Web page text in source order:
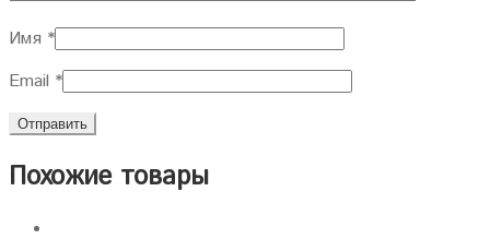
Имя *
Email *
Похожие товары